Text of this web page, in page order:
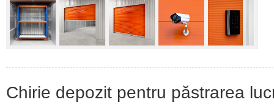
Chirie depozit pentru păstrarea